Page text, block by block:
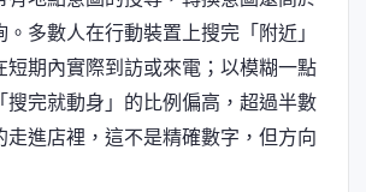
多數人在行動裝置上搜完「附近」
短期內實際到訪或來電；以模糊一點
搜完就動身」的比例偏高，超過半數
走進店裡，這不是精確數字，但方向